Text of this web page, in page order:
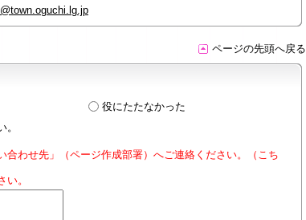
ページの先頭へ戻る
役にたたなかった
わせ先」（ページ作成部署）へご連絡ください。（こち
。